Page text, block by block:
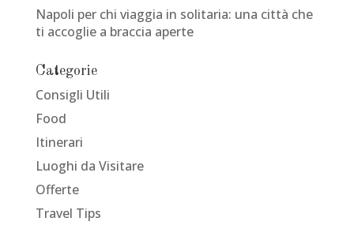
Napoli per chi viaggia in solitaria: una città che
ti accoglie a braccia aperte
Categorie
Consigli Utili
Food
Itinerari
Luoghi da Visitare
Offerte
Travel Tips